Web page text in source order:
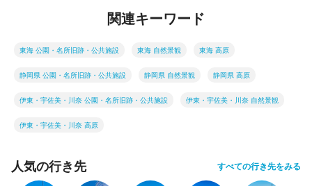
関連キーワード
東海 公園・名所旧跡・公共施設 東海 自然景観 東海 高原
静岡県 公園・名所旧跡・公共施設 静岡県 自然景観 静岡県 高原
伊東・宇佐美・川奈 公園・名所旧跡・公共施設 伊東・宇佐美・川奈 自然景観
伊東・宇佐美・川奈 高原
人気の行き先 すべての行き先をみる